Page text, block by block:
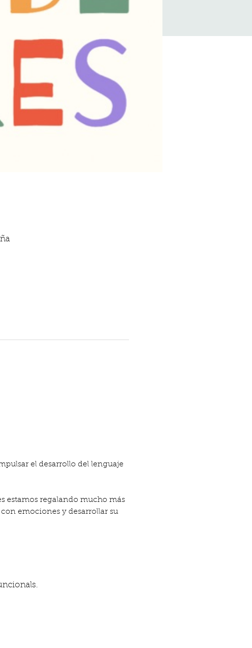
el desarrollo del lenguaje
estamos regalando mucho más
emociones y desarrollar su